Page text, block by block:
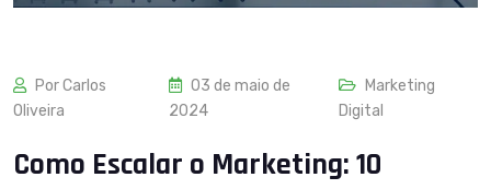
Por Carlos
Oliveira
03 de maio de
2024
Marketing
Digital
Como Escalar o Marketing: 10